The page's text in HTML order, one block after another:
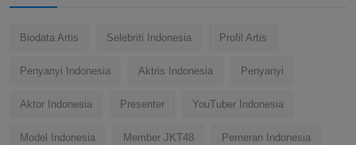
Biodata Artis Selebriti Indonesia Profil Artis
Penyanyi Indonesia Aktris Indonesia Penyanyi
Aktor Indonesia Presenter YouTuber Indonesia
Model Indonesia Member JKT48 Pemeran Indonesia